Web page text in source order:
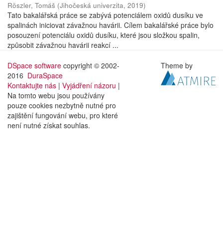
Röszler, Tomáš (Jihočeská univerzita, 2019)
Tato bakalářská práce se zabývá potenciálem oxidů dusíku ve
spalinách iniciovat závažnou havárii. Cílem bakalářské práce bylo
posouzení potenciálu oxidů dusíku, které jsou složkou spalin,
způsobit závažnou havárii reakcí ...
DSpace software copyright © 2002-
2016 DuraSpace
Kontaktujte nás | Vyjádření názoru |
Na tomto webu jsou používány
pouze cookies nezbytně nutné pro
zajištění fungování webu, pro které
není nutné získat souhlas.
Theme by